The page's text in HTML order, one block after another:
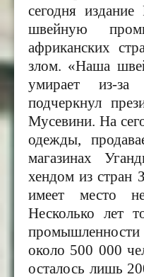
сегодня издание
швейную
африканских
злом. «Наша
умирает из-
подчеркнул
Мусевини. На
одежды,
магазинах
хендом из стран
имеет место
Несколько лет
около 500 000
осталось лишь